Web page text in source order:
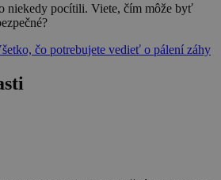
niekedy pocítili. Viete, čím môže byť
čo potrebujete vedieť o pálení záhy